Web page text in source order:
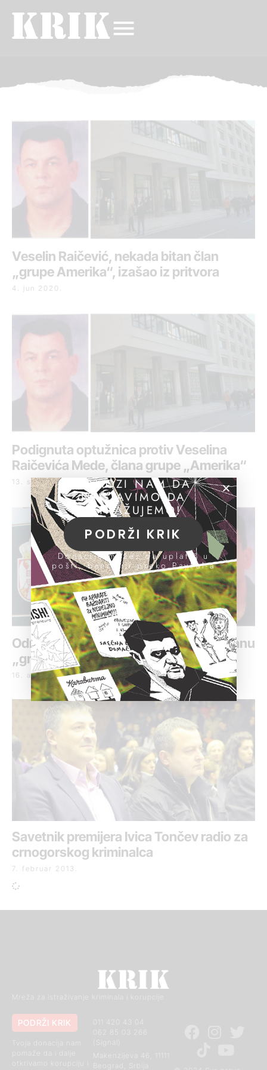
Veselin Raičević, nekada bitan član
„grupe Amerika“, izašao iz pritvora
4. jun 2020.
Podignuta optužnica protiv Veselina
Raičevića Mede, člana grupe „Amerika“
13. septembar 2019.
Određen pritvor Raičeviću, važnom članu
„grupe Amerika“
16. april 2019.
Savetnik premijera Ivica Tončev radio za
crnogorskog kriminalca
7. februar 2013.
Mreža za istraživanje kriminala i korupcije
011 420 43 04
Makenzijeva 46, 11111
PODRŽI KRIK
otkrivamo korupciju i
POMOZI NAM DA
NASTAVIMO DA
ISTRAŽUJEMO!
PODRŽI KRIK
Donacije možeš da uplatiš u
pošti, banci ili preko PayPal-a